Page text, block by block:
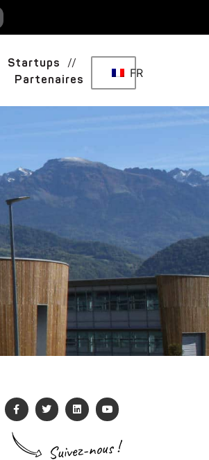
Startups
//
Partenaires
FR
Suivez-nous !